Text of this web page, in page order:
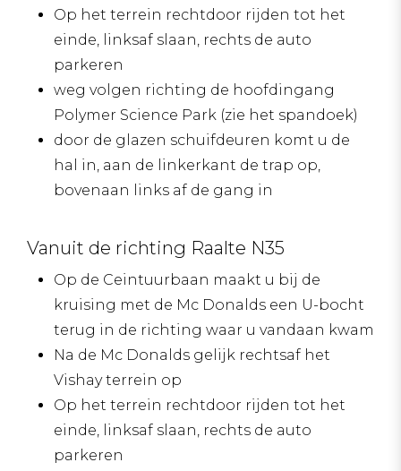
Op het terrein rechtdoor rijden tot het
einde, linksaf slaan, rechts de auto
parkeren
weg volgen richting de hoofdingang
Polymer Science Park (zie het spandoek)
door de glazen schuifdeuren komt u de
hal in, aan de linkerkant de trap op,
bovenaan links af de gang in
Vanuit de richting Raalte N35
Op de Ceintuurbaan maakt u bij de
kruising met de Mc Donalds een U-bocht
terug in de richting waar u vandaan kwam
Na de Mc Donalds gelijk rechtsaf het
Vishay terrein op
Op het terrein rechtdoor rijden tot het
einde, linksaf slaan, rechts de auto
parkeren